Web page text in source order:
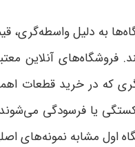
به دلیل واسطه‌گری،
فروشگاه‌های
که در خرید قطعات
یا فرسودگی
اول مشابه نمونه‌های